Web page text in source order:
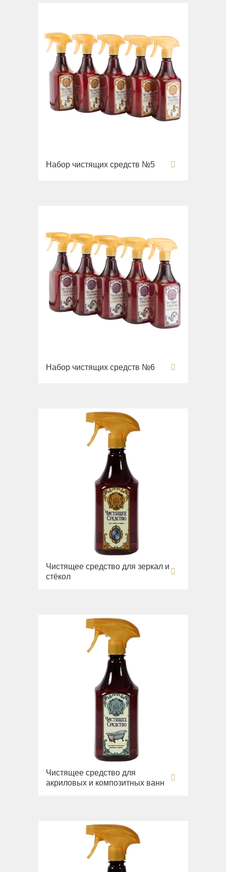
Набор чистящих средств №5
Набор чистящих средств №6
Чистящее средство для зеркал и
стёкол
Чистящее средство для
акриловых и композитных ванн